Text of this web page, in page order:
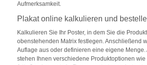
Aufmerksamkeit.
Plakat online kalkulieren und
Kalkulieren Sie Ihr Poster, in dem Sie die
obenstehenden Matrix festlegen. Anschließend
Auflage aus oder definieren eine eigene Menge.
stehen Ihnen verschiedene Produktoptionen